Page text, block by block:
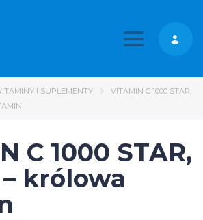
Toggle
I SUPLEMENTY
VITAMIN C 1000 STAR,
C 1000 STAR,
królowa